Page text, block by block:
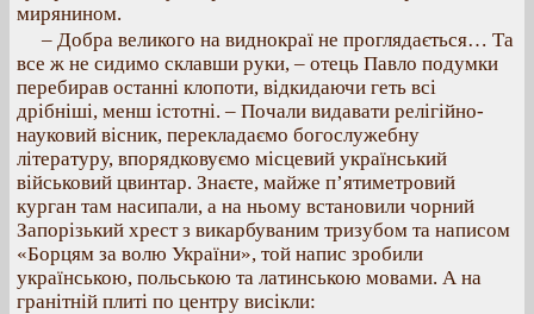
мирянином.
– Добра великого на виднокраї не проглядається… Та
все ж не сидимо склавши руки, – отець Павло подумки
перебирав останні клопоти, відкидаючи геть всі
дрібніші, менш істотні. – Почали видавати релігійно-
науковий вісник, перекладаємо богослужебну
літературу, впорядковуємо місцевий український
військовий цвинтар. Знаєте, майже п’ятиметровий
курган там насипали, а на ньому встановили чорний
Запорізький хрест з викарбуваним тризубом та написом
«Борцям за волю України», той напис зробили
українською, польською та латинською мовами. А на
гранітній плиті по центру висікли: